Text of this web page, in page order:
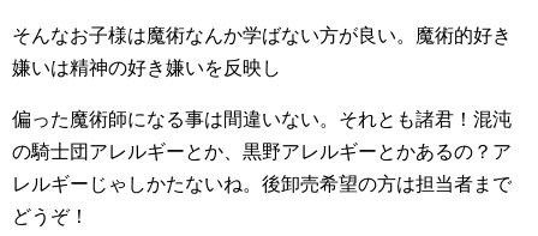
そんなお子様は魔術なんか学ばない方が良い。魔術的好き
嫌いは精神の好き嫌いを反映し
偏った魔術師になる事は間違いない。それとも諸君！混沌
の騎士団アレルギーとか、黒野アレルギーとかあるの？ア
レルギーじゃしかたないね。後卸売希望の方は担当者まで
どうぞ！